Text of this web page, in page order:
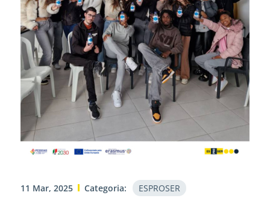
11 Mar, 2025 Categoria: ESPROSER